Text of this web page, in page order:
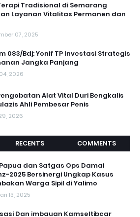
Tradisional di Semarang
Layanan Vitalitas Permanen dan
07, 2025
083/Bdj: Yonif TP Investasi Strategis
Jangka Panjang
2026
Alat Vital Duri Bengkalis
Ahli Pembesar Penis
2026
RECENTS COMMENTS
dan Satgas Ops Damai
2025 Bersinergi Ungkap Kasus
Warga Sipil di Yalimo
13, 2025
Dan imbauan Kamseltibcar